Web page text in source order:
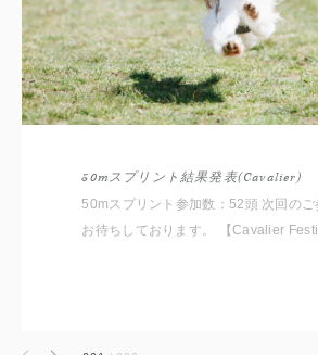
50mスプリント結果発表(Cavalier)
50mスプリント参加数：52頭 次回のご
お待ちしております。 【Cavalier